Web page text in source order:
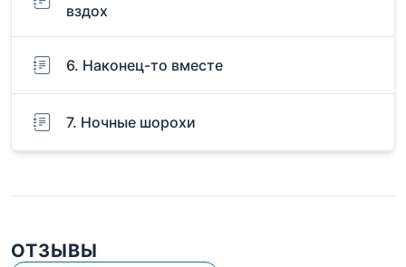
вздох
6. Наконец-то вместе
7. Ночные шорохи
ОТЗЫВЫ